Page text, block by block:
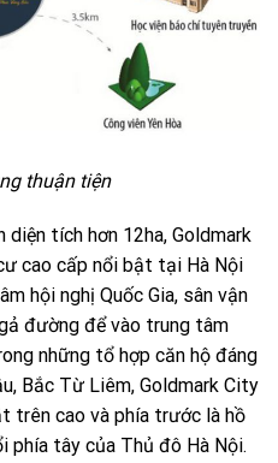
thuận tiện
tích hơn 12ha, Goldmark
cao cấp nổi bật tại Hà Nội
hội nghị Quốc Gia, sân vận
đường để vào trung tâm
những tổ hợp căn hộ đáng
Bắc Từ Liêm, Goldmark City
trên cao và phía trước là hồ
phía tây của Thủ đô Hà Nội.